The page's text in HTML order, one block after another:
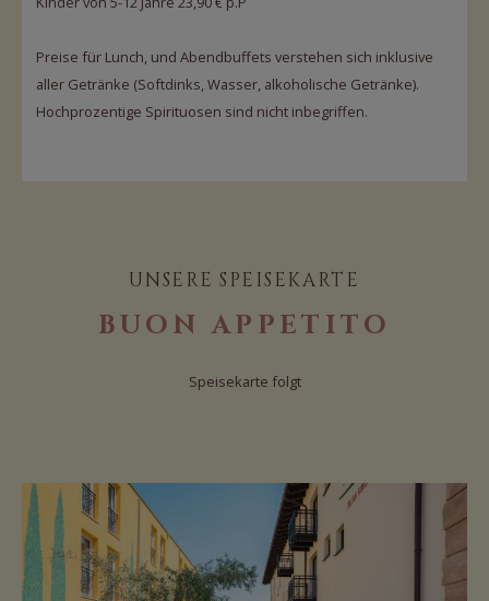
Preise für Lunch, und Abendbuffets verstehen sich inklusive
aller Getränke (Softdinks, Wasser, alkoholische Getränke).
Hochprozentige Spirituosen sind nicht inbegriffen.
UNSERE SPEISEKARTE
BUON APPETITO
Speisekarte folgt